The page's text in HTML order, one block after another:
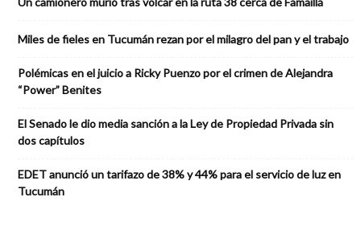
Miles de fieles en Tucumán rezan por el milagro del pan y el trabajo
Polémicas en el juicio a Ricky Puenzo por el crimen de Alejandra
“Power” Benites
El Senado le dio media sanción a la Ley de Propiedad Privada sin
dos capítulos
EDET anunció un tarifazo de 38% y 44% para el servicio de luz en
Tucumán